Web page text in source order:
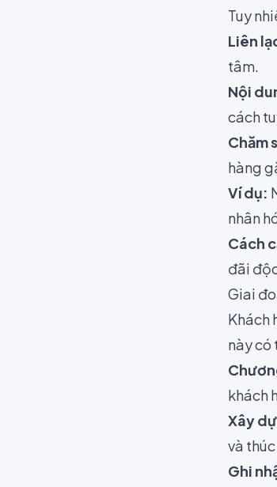
Tuy
Liên
tâm.
Nội
cách
Chăm
hàng
Ví dụ:
nhân
Cách
đãi
Giai
Khách
này có
khách
Xây
và
Ghi